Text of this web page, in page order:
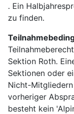
. Ein
zu finden.
Sektion Roth.
Sektionen oder
Nicht-
vorheriger
besteht kein